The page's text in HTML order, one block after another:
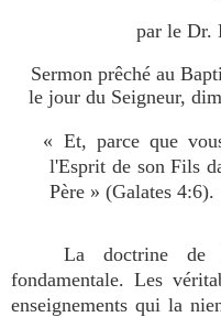
par le Dr.
Sermon prêché au
le jour du Seigneur,
« Et, parce que
l'Esprit de son Fils
Père » (Galates 4:6).
La doctrine de
fondamentale. Les
enseignements qui la